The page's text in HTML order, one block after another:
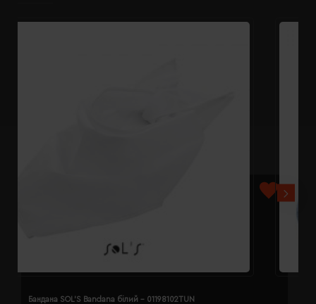
Бандана SOL'S Bandana білий - 01198102TUN